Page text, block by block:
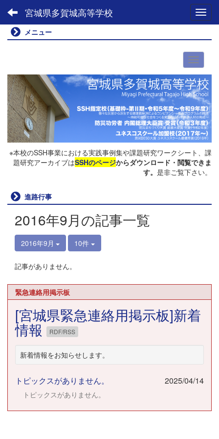
宮城県多賀城高等学校
メニュー
※本校のSSH事業における実践事例集や課題研究ワークシート、課
題研究アーカイブはSSHのページからダウンロード・閲覧できま
す。 是非ご覧下さい。
進路行事
2016年9月の記事一覧
2016年9月 10件
記事がありません。
緊急連絡用掲示板
[宮城県緊急連絡用掲示板]新着
情報 RDF/RSS
新着情報をお知らせします。
トピックスがありません。 2025/04/14
トピックスがありません。